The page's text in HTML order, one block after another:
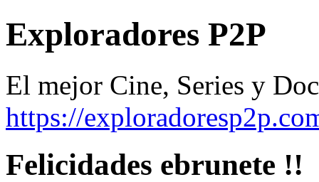
Exploradores P2P
El mejor Cine, Series y
https://
Felicidades ebrunete !!